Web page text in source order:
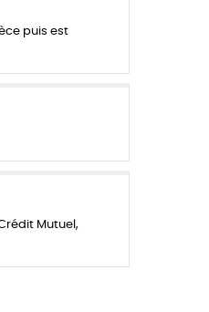
puis est
Mutuel,